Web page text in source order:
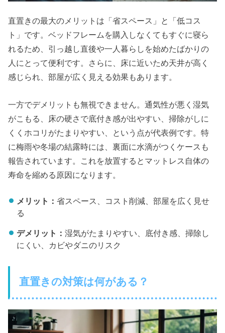
直置きの最大のメリットは「省スペース」と「低コス
ト」です。ベッドフレームを購入しなくてもすぐに寝ら
れるため、引っ越し直後や一人暮らしを始めたばかりの
人にとって便利です。さらに、床に近いため天井が高く
感じられ、部屋が広く見える効果もあります。
一方でデメリットも無視できません。通気性が悪く湿気
がこもる、床の硬さで底付き感が出やすい、掃除がしに
くくホコリがたまりやすい、という点が代表例です。特
に梅雨や冬場の結露時には、裏面に水滴がつくケースも
報告されています。これを放置するとマットレス自体の
寿命を縮める原因になります。
メリット： 省スペース、コスト削減、部屋を広く見せ
る
デメリット： 湿気がたまりやすい、底付き感、掃除し
にくい、カビやダニのリスク
直置きの対策は何がある？